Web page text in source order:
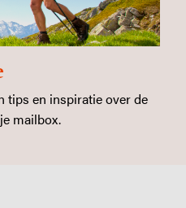
tips en inspiratie over de
mailbox.